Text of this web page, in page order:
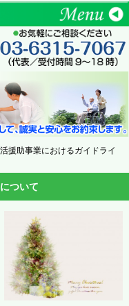
援助事業におけるガイドライ
ついて